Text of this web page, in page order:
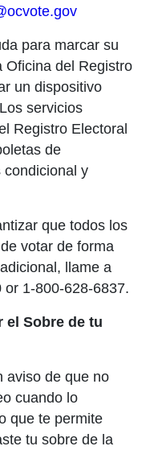
para marcar su
Oficina del Registro
un dispositivo
servicios
Registro Electoral
de
condicional y
que todos los
votar de forma
llame a
1-800-628-6837.
el Sobre de tu
aviso de que no
cuando lo
que te permite
tu sobre de la